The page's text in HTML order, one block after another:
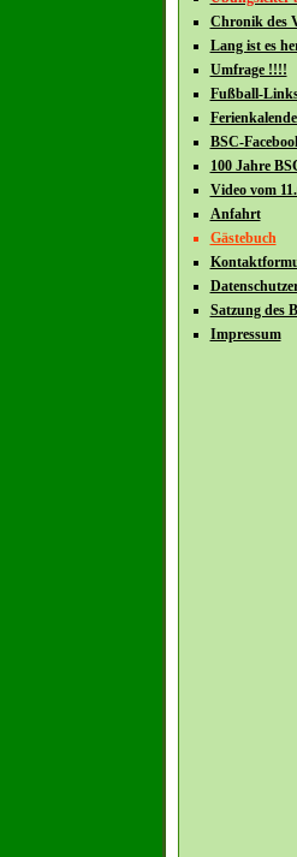
Chronik des
Lang ist es
Umfrage !!!!
Fußball-
BSC-
100 Jahre
Video vom
Anfahrt
Gästebuch
Satzung des
Impressum